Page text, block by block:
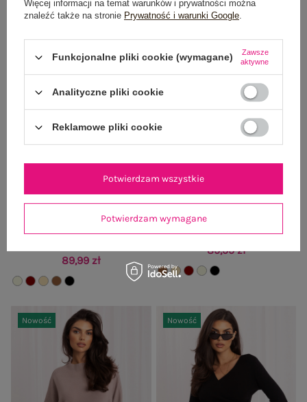
BESTSELLER
Beżowy damski sweter o kroju
89,99 zł
Brązowy elegancki sweter z paskiem
89,99 zł
Nowość Nowość
Więcej informacji na temat warunków i prywatności można
znaleźć także na stronie Prywatność i warunki Google.
Funkcjonalne pliki cookie (wymagane)
Zawsze
aktywne
Analityczne pliki cookie
Reklamowe pliki cookie
Potwierdzam wymagane
Potwierdzam wszystkie